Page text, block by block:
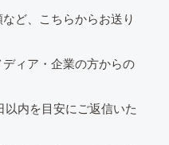
ど、こちらからお送り
ィア・企業の方からの
内を目安にご返信いた